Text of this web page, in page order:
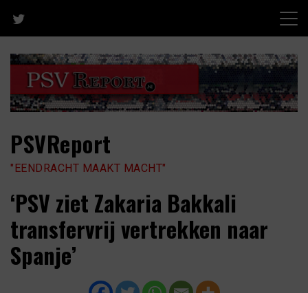
content
PSVReport
"EENDRACHT MAAKT MACHT"
‘PSV ziet Zakaria Bakkali
transfervrij vertrekken naar
Spanje’